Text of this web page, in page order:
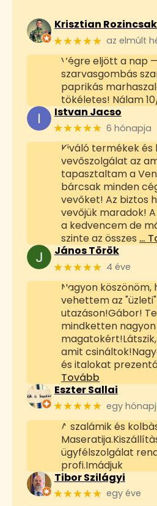
Krisztian Rozincsak
★★★★★ az elmúlt
Végre eljött a nap
szarvasgombás
paprikás
tökéletes! Nálam
Istvan Jacso
★★★★★ 6 hónapja
Kiváló termékek és
vevőszolgálat az
tapasztaltam a
bárcsak minden
vevőket! Az biztos
vevőjük maradok!
a kedvencem de
szinte az összes …
János Török
★★★★★ 4 éve
Nagyon köszönöm,
vehettem az
utazáson!Gábor!
mindketten
amit
és italokat
Tovább
Eszter Sallai
★★★★★ egy
A szalámik és
ügyfélszolgálat
profi.Imádjuk
Tibor Szilágyi
★★★★★ egy éve